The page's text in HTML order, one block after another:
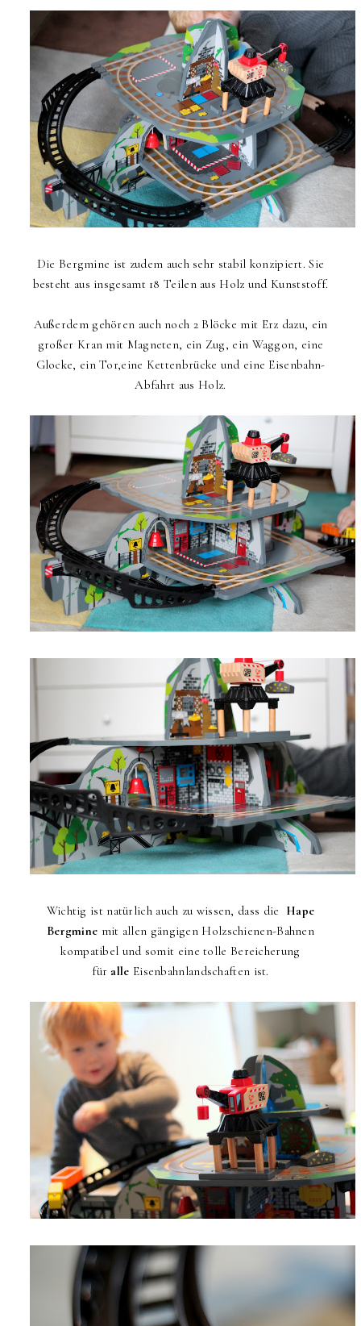
Die Bergmine ist zudem auch sehr stabil konzipiert. Sie
besteht aus insgesamt 18 Teilen aus Holz und Kunststoff.
Außerdem gehören auch noch 2 Blöcke mit Erz dazu, ein
großer Kran mit Magneten, ein Zug, ein Waggon, eine
Glocke, ein Tor,eine Kettenbrücke und eine Eisenbahn-
Abfahrt aus Holz.
Wichtig ist natürlich auch zu wissen, dass die
Hape
Bergmine mit allen gängigen Holzschienen-Bahnen
kompatibel und somit eine tolle Bereicherung
für alle Eisenbahnlandschaften ist.